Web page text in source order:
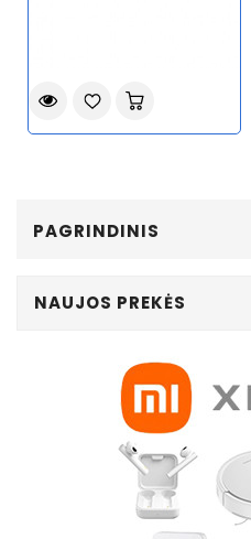
PAGRINDINIS
NAUJOS PREKĖS